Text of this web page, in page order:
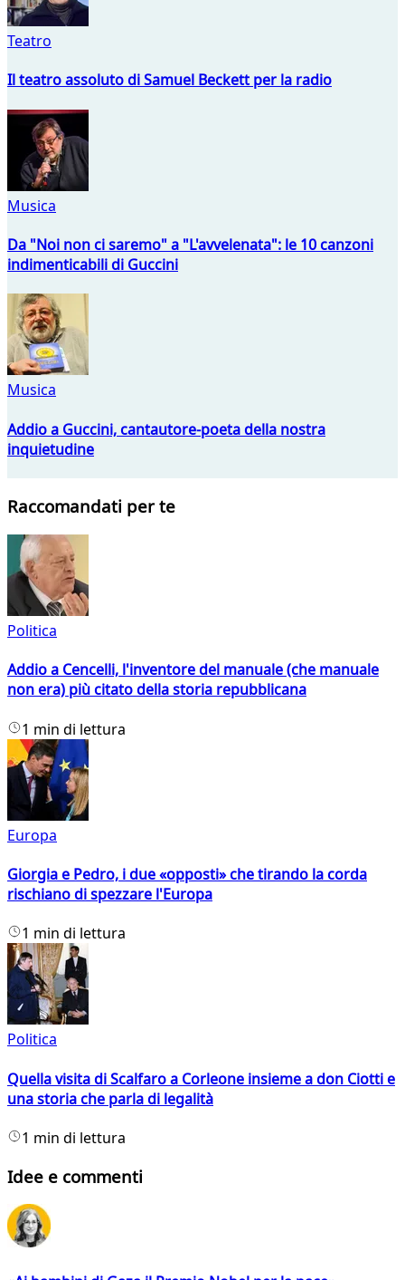
Teatro
Il teatro assoluto di Samuel Beckett per la radio
Musica
Da "Noi non ci saremo" a "L'avvelenata": le 10 canzoni
indimenticabili di Guccini
Musica
Addio a Guccini, cantautore-poeta della nostra
inquietudine
Raccomandati per te
Politica
Addio a Cencelli, l'inventore del manuale (che manuale
non era) più citato della storia repubblicana
1 min di lettura
Europa
Giorgia e Pedro, i due «opposti» che tirando la corda
rischiano di spezzare l'Europa
1 min di lettura
Politica
Quella visita di Scalfaro a Corleone insieme a don Ciotti e
una storia che parla di legalità
1 min di lettura
Idee e commenti